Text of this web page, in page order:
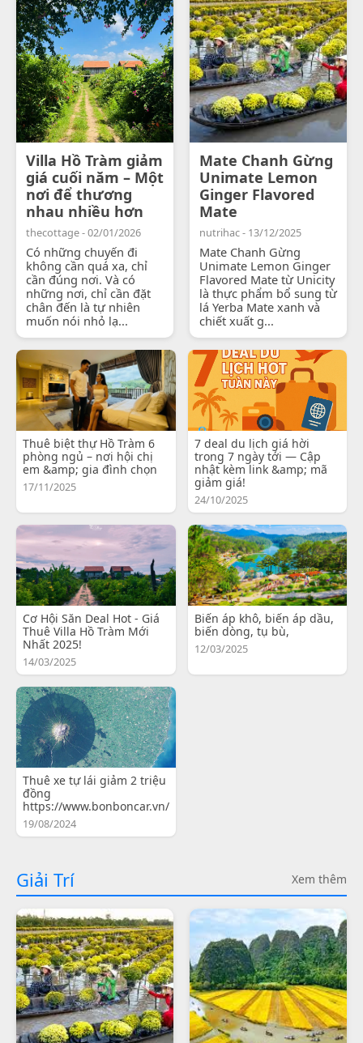
Villa Hồ Tràm giảm
giá cuối năm – Một
nơi để thương
nhau nhiều hơn
thecottage - 02/01/2026
Có những chuyến đi
không cần quá xa, chỉ
cần đúng nơi. Và có
những nơi, chỉ cần đặt
chân đến là tự nhiên
muốn nói nhỏ lạ...
Mate Chanh Gừng
Unimate Lemon
Ginger Flavored
Mate
nutrihac - 13/12/2025
Mate Chanh Gừng
Unimate Lemon Ginger
Flavored Mate từ Unicity
là thực phẩm bổ sung từ
lá Yerba Mate xanh và
chiết xuất g...
Thuê biệt thự Hồ Tràm 6
phòng ngủ – nơi hội chị
em &amp; gia đình chọn
17/11/2025
7 deal du lịch giá hời
trong 7 ngày tới — Cập
nhật kèm link &amp; mã
giảm giá!
24/10/2025
Cơ Hội Săn Deal Hot - Giá
Thuê Villa Hồ Tràm Mới
Nhất 2025!
14/03/2025
Biến áp khô, biến áp dầu,
biến dòng, tụ bù,
12/03/2025
Thuê xe tự lái giảm 2 triệu
đồng
https://www.bonboncar.vn/
19/08/2024
Giải Trí Xem thêm